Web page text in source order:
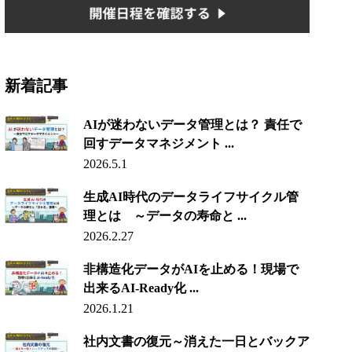
新着記事
AIが迷わないデータ管理とは？ 責任で
回すデータマネジメント ...
2026.5.1
生成AI時代のデータライフサイクル管
理とは ～データの寿命と ...
2026.2.27
非構造化データがAIを止める！現場で
出来るAI-Ready化 ...
2026.1.21
社内文書の復元～消えた一日とバックア